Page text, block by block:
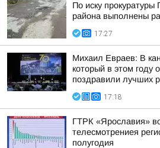
По иску прокуратуры
района выполнены
17:27
Михаил Евраев: В
который в этом году
поздравили лучших
17:18
ГТРК «Ярославия»
телесмотрениея
полугодия